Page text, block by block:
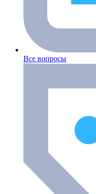
Все вопросы